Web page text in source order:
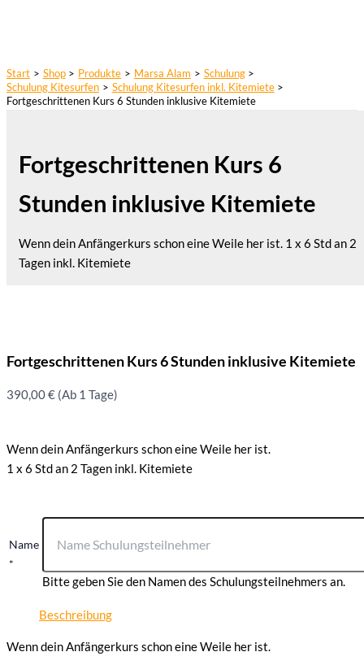
Start Shop Produkte Marsa Alam
Schulung
Schulung Kitesurfen
Schulung Kitesurfen inkl. Kitemiete
Fortgeschrittenen Kurs 6 Stunden inklusive Kitemiete
Fortgeschrittenen Kurs 6
Stunden inklusive Kitemiete
Wenn dein Anfängerkurs schon eine Weile her ist. 1 x 6 Std an 2
Tagen inkl. Kitemiete
Fortgeschrittenen Kurs 6 Stunden inklusive Kitemiete
390,00€ (Ab 1 Tage)
Wenn dein Anfängerkurs schon eine Weile her ist.
1 x 6 Std an 2 Tagen inkl. Kitemiete
Name
*
Bitte geben Sie den Namen des Schulungsteilnehmers an.
Beschreibung
Wenn dein Anfängerkurs schon eine Weile her ist.